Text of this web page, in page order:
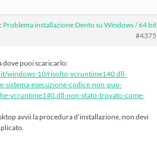
Problema installazione Dento su Windows / 64 bit
#4375
dove puoi scaricarlo:
windows-10/risolto-vcruntime140.dll-
sistema-esecuzione-codice-non-puo-
vcruntime140.dll-non-stato-trovato-come-
avvii la procedura d’installazione, non devi